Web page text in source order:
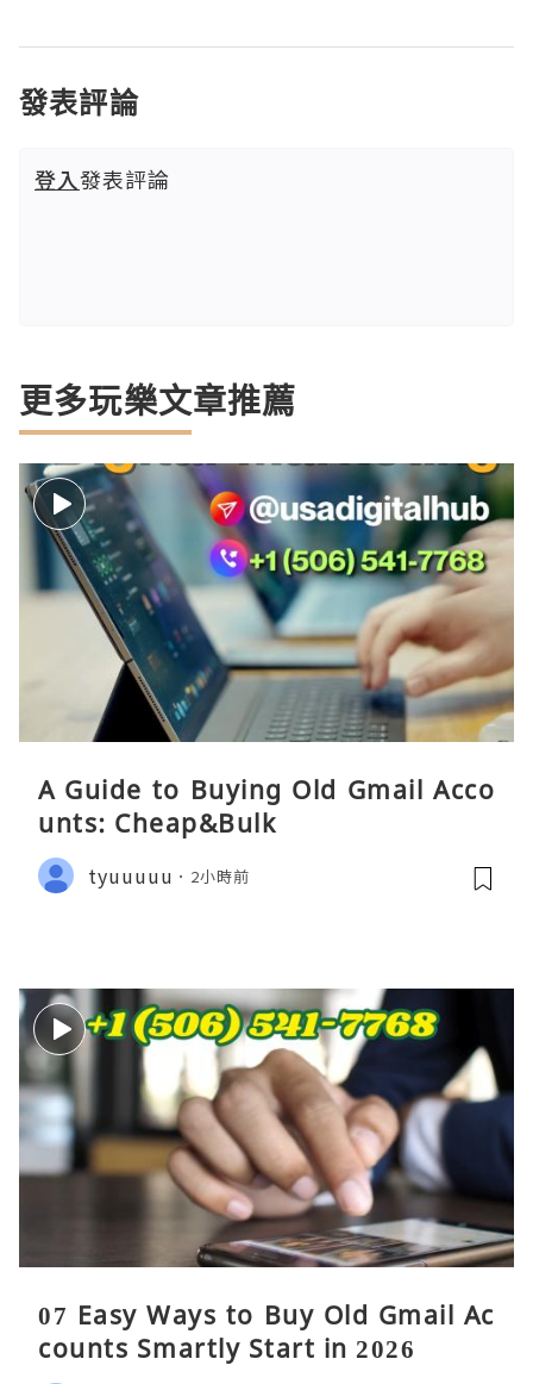
發表評論
登入發表評論
更多玩樂文章推薦
A Guide to Buying Old Gmail Acco
unts: Cheap&Bulk
tyuuuuu 2小時前
07 Easy Ways to Buy Old Gmail Ac
counts Smartly Start in 2026